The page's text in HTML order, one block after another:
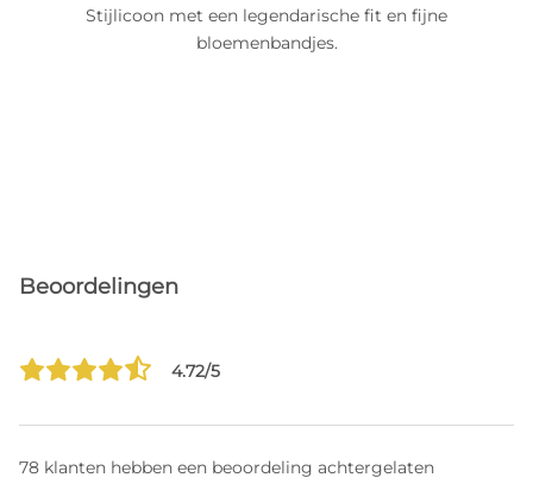
Stijlicoon met een legendarische fit en fijne
bloemenbandjes.
Beoordelingen
4.72/5
78 klanten hebben een beoordeling achtergelaten